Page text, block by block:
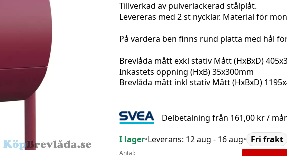
Tillverkad av pulverlackerad stålplåt.
Levereras med 2 st nycklar. Material för
På vardera ben finns rund platta med hål
Brevlåda mått exkl stativ Mått (HxBxD)
Inkastets öppning (HxB) 35x300mm
Brevlåda mått inkl stativ Mått (HxBxD)
Delbetalning från 161,00 kr/
I lager•Leverans: 12 aug - 16 aug• Fri frakt
Antal: